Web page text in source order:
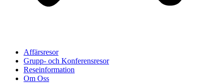
Affärsresor
Grupp- och Konferensresor
Reseinformation
Om Oss